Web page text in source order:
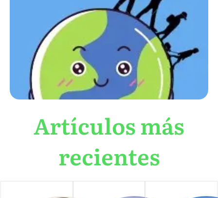
Artículos más
recientes